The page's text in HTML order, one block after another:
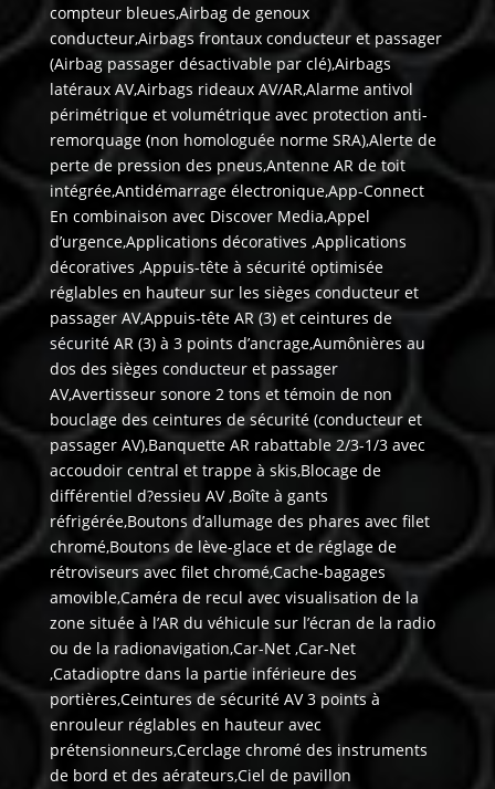
compteur bleues,Airbag de genoux
conducteur,Airbags frontaux conducteur et passager
(Airbag passager désactivable par clé),Airbags
latéraux AV,Airbags rideaux AV/AR,Alarme antivol
périmétrique et volumétrique avec protection anti-
remorquage (non homologuée norme SRA),Alerte de
perte de pression des pneus,Antenne AR de toit
intégrée,Antidémarrage électronique,App-Connect
En combinaison avec Discover Media,Appel
d’urgence,Applications décoratives ,Applications
décoratives ,Appuis-tête à sécurité optimisée
réglables en hauteur sur les sièges conducteur et
passager AV,Appuis-tête AR (3) et ceintures de
sécurité AR (3) à 3 points d’ancrage,Aumônières au
dos des sièges conducteur et passager
AV,Avertisseur sonore 2 tons et témoin de non
bouclage des ceintures de sécurité (conducteur et
passager AV),Banquette AR rabattable 2/3-1/3 avec
accoudoir central et trappe à skis,Blocage de
différentiel d?essieu AV ,Boîte à gants
réfrigérée,Boutons d’allumage des phares avec filet
chromé,Boutons de lève-glace et de réglage de
rétroviseurs avec filet chromé,Cache-bagages
amovible,Caméra de recul avec visualisation de la
zone située à l’AR du véhicule sur l’écran de la radio
ou de la radionavigation,Car-Net ,Car-Net
,Catadioptre dans la partie inférieure des
portières,Ceintures de sécurité AV 3 points à
enrouleur réglables en hauteur avec
prétensionneurs,Cerclage chromé des instruments
de bord et des aérateurs,Ciel de pavillon